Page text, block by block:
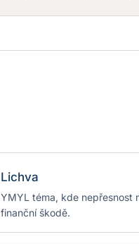
Lichva
YMYL téma, kde nepřesnost
finanční škodě.